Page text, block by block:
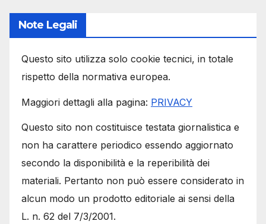
Note Legali
Questo sito utilizza solo cookie tecnici, in totale
rispetto della normativa europea.
Maggiori dettagli alla pagina: PRIVACY
Questo sito non costituisce testata giornalistica e
non ha carattere periodico essendo aggiornato
secondo la disponibilità e la reperibilità dei
materiali. Pertanto non può essere considerato in
alcun modo un prodotto editoriale ai sensi della
L. n. 62 del 7/3/2001.